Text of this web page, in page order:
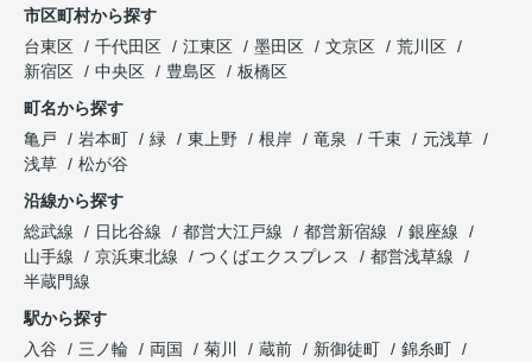
市区町村から探す
台東区
千代田区 江東区 墨田区 文京区
荒川区
新宿区
中央区 豊島区
板橋区
町名から探す
亀戸
岩本町 緑 東上野 根岸 竜泉 千束
元浅草
浅草
松が谷
沿線から探す
総武線
日比谷線 都営大江戸線 都営新宿線
銀座線
山手線
京浜東北線 つくばエクスプレス
都営浅草線
半蔵門線
駅から探す
入谷
三ノ輪 両国 菊川 蔵前 新御徒町
錦糸町